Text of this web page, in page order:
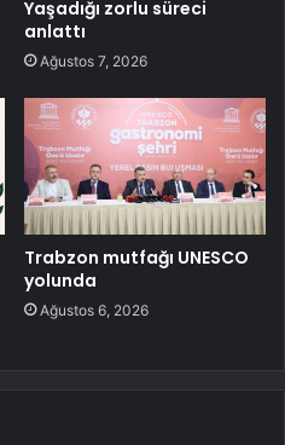
Yaşadığı zorlu süreci
anlattı
Ağustos 7, 2026
Trabzon mutfağı UNESCO
yolunda
Ağustos 6, 2026